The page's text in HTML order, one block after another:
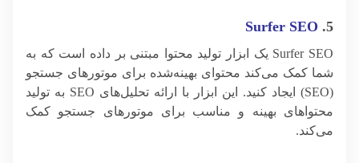
5.
Surfer SEO
Surfer SEO یک ابزار تولید محتوا مبتنی بر داده است که به
شما کمک می‌کند محتوای بهینه‌شده برای موتورهای جستجو
(SEO) ایجاد کنید. این ابزار با ارائه تحلیل‌های SEO به تولید
محتواهای بهینه و مناسب برای موتورهای جستجو کمک
می‌کند.